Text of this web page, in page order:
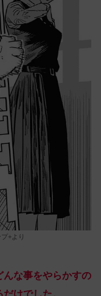
+より
んな事をやらかすの
けでした。